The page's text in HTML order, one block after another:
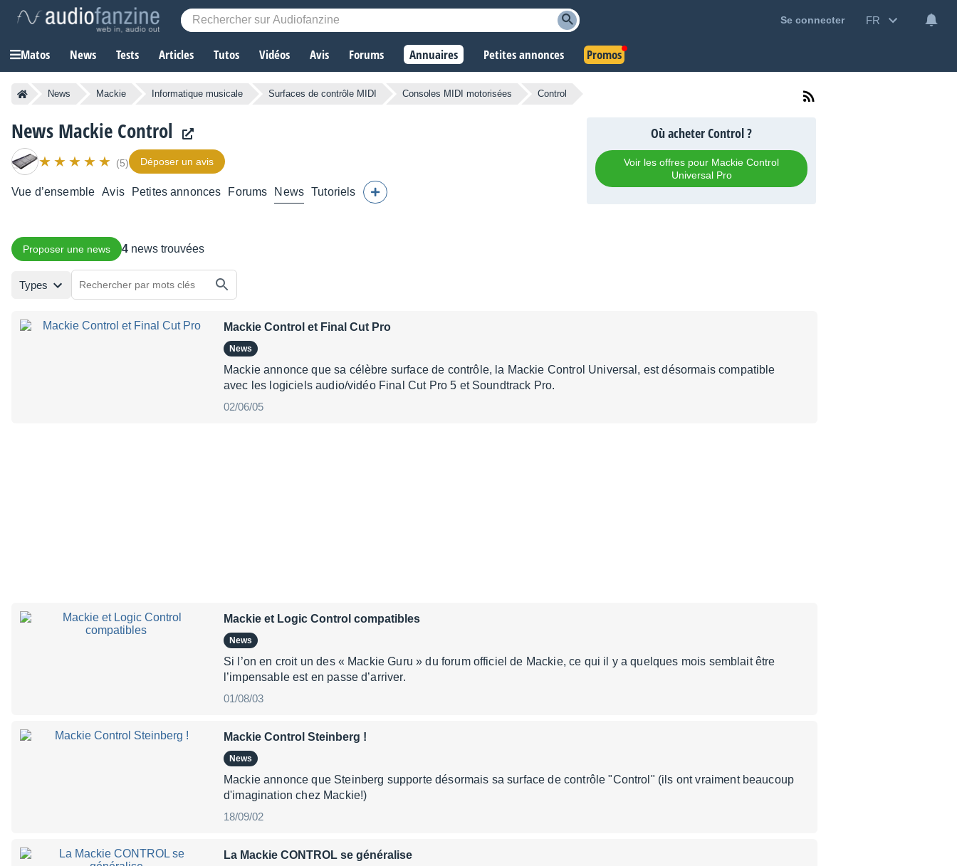
Se connecter FR
Matos News Tests Articles Tutos Vidéos Avis Forums Annuaires Petites annonces Promos
News Mackie Informatique musicale Surfaces de contrôle MIDI Consoles MIDI motorisées Control
News Mackie Control
(5) Déposer un avis
Vue d’ensemble Avis Petites annonces Forums News Tutoriels
Où acheter Control ?
Voir les offres pour Mackie Control
Universal Pro
Proposer une news 4 news trouvées
Types
Mackie Control et Final Cut Pro
News
Mackie annonce que sa célèbre surface de contrôle, la Mackie Control Universal, est désormais compatible
avec les logiciels audio/vidéo Final Cut Pro 5 et Soundtrack Pro.
02/06/05
Mackie et Logic Control compatibles
News
Si l’on en croit un des « Mackie Guru » du forum officiel de Mackie, ce qui il y a quelques mois semblait être
l’impensable est en passe d’arriver.
01/08/03
Mackie Control Steinberg !
News
Mackie annonce que Steinberg supporte désormais sa surface de contrôle "Control" (ils ont vraiment beaucoup
d'imagination chez Mackie!)
18/09/02
La Mackie CONTROL se généralise